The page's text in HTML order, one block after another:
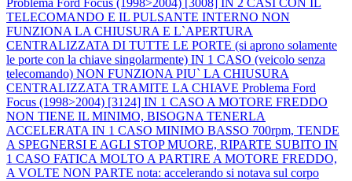
TELECOMANDO E IL PULSANTE INTERNO NON
FUNZIONA LA CHIUSURA E L`APERTURA
CENTRALIZZATA DI TUTTE LE PORTE (si aprono solamente
le porte con la chiave singolarmente) IN 1 CASO (veicolo senza
telecomando) NON FUNZIONA PIU` LA CHIUSURA
CENTRALIZZATA TRAMITE LA CHIAVE Problema Ford
Focus (1998>2004) [3124] IN 1 CASO A MOTORE FREDDO
NON TIENE IL MINIMO, BISOGNA TENERLA
ACCELERATA IN 1 CASO MINIMO BASSO 700rpm, TENDE
A SPEGNERSI E AGLI STOP MUORE, RIPARTE SUBITO IN
1 CASO FATICA MOLTO A PARTIRE A MOTORE FREDDO,
A VOLTE NON PARTE nota: accelerando si notava sul corpo